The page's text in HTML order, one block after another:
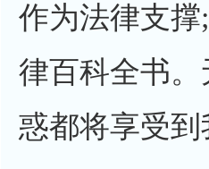
作为法律支
律百科全书
惑都将享受